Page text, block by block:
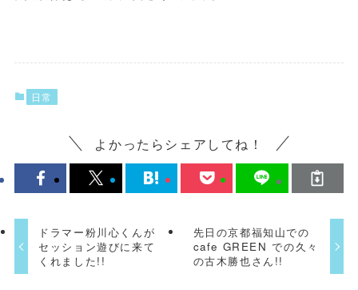
日常
よかったらシェアしてね！
ドラマー粉川心くんが
セッション遊びに来て
くれました!!
先日の京都福知山での
cafe GREEN での久々
の古木勝也さん!!